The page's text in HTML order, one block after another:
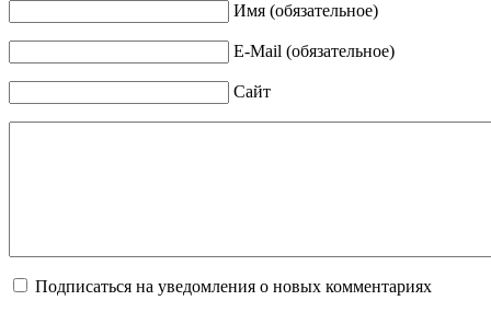
Имя (обязательное)
E-Mail (обязательное)
Сайт
Подписаться на уведомления о новых комментариях